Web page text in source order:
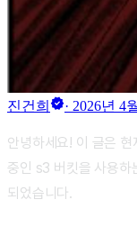
진건희 verified· 2026년 4
안녕하세요! 이 글은
중인 s3 버킷을 사용하
되었습니다.